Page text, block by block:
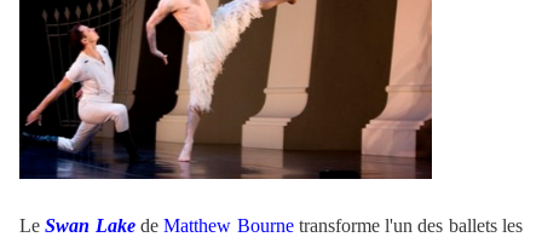
LeSwan Lakede Matthew Bournetransforme l'un des ballets les